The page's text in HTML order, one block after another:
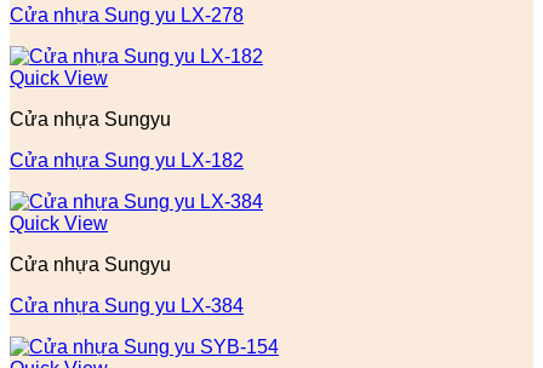
Cửa nhựa Sung yu LX-278
Quick View
Cửa nhựa Sungyu
Cửa nhựa Sung yu LX-182
Quick View
Cửa nhựa Sungyu
Cửa nhựa Sung yu LX-384